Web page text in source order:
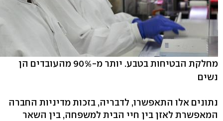
מחלקת הבטיחות בטבע. יותר מ-90% מהעובדים הן
נשים
נתונים אלו התאפשרו, לדבריה, בזכות מדיניות החברה
המאפשרת לאזן בין חיי הבית למשפחה, בין השאר